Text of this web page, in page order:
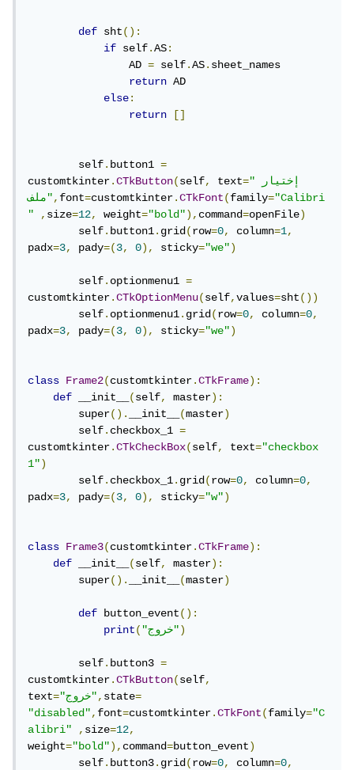
def sht():
if self.AS:
                AD
= self.AS.sheet_names
return AD
else:
return
[]
        self
.button1 =
customtkinter.CTkButton(self, text="إختيار
ملف",font=customtkinter.CTkFont(family="Calibri
"
,size=12, weight="bold"),command=openFile)
        self
.button1.grid(row=0, column=1,
padx=3, pady=(3, 0), sticky="we")
        self
.optionmenu1 =
customtkinter.CTkOptionMenu(self,values=sht())
        self
.optionmenu1.grid(row=0, column=0,
padx=3, pady=(3, 0), sticky="we")
class Frame2(customtkinter.CTkFrame):
def
__init__(self, master):
        super
(). __init__(master)
        self
.checkbox_1 =
customtkinter.CTkCheckBox(self, text="checkbox
1")
        self
.checkbox_1.grid(row=0, column=0,
padx=3, pady=(3, 0), sticky="w")
class Frame3(customtkinter.CTkFrame):
def
__init__(self, master):
        super
(). __init__(master)
def button_event():
print( "خروج")
        self
.button3 =
customtkinter.CTkButton(self,
text= "خروج",state=
"disabled",font=customtkinter.CTkFont(family="C
alibri"
,size=12,
weight="bold"),command=button_event)
        self
.button3.grid(row=0, column=0,